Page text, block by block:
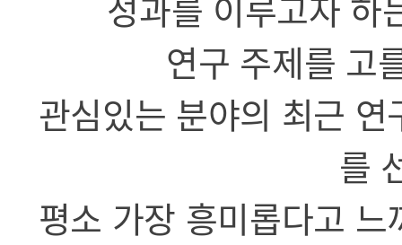
연구 주제를 고
관심있는 분야의 최근
를
평소 가장 흥미롭다고